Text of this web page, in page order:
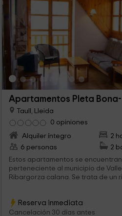
Apartamentos Pleta Bona-
Taull, Lleida
0 opiniones
Alquiler íntegro
2
6 personas
2
Estos apartamentos se
perteneciente al municipio de
Ribargorza calana. Se trata de un
Mientras, os alojaréis en un
aquello que podáis necesitar
Reserva inmediata
Cancelación 30 días antes